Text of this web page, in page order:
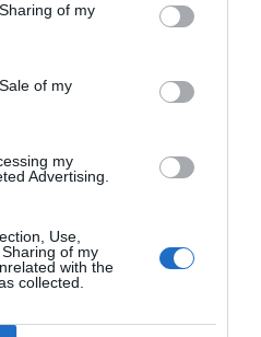
of my
of my
my
Advertising.
Use,
of my
with the
collected.